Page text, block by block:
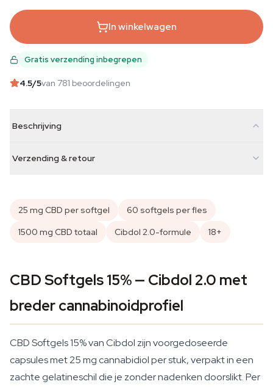
In winkelwagen
Gratis verzending inbegrepen
4.5/5van 781 beoordelingen
Beschrijving
Verzending & retour
25 mg CBD per softgel
60 softgels per fles
1500 mg CBD totaal
Cibdol 2.0-formule 18+
CBD Softgels 15% — Cibdol 2.0 met
breder cannabinoidprofiel
CBD Softgels 15% van Cibdol zijn voorgedoseerde
capsules met 25 mg cannabidiol per stuk, verpakt in een
zachte gelatineschil die je zonder nadenken doorslikt. Per